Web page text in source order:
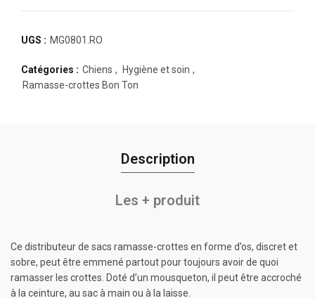
UGS : MG0801.RO
Catégories : Chiens , Hygiène et soin ,
Ramasse-crottes Bon Ton
Description
Les + produit
Ce distributeur de sacs ramasse-crottes en forme d’os, discret et
sobre, peut être emmené partout pour toujours avoir de quoi
ramasser les crottes. Doté d’un mousqueton, il peut être accroché
à la ceinture, au sac à main ou à la laisse.